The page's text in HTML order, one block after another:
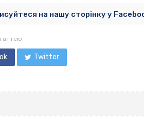
на нашу сторінку у
Twitter